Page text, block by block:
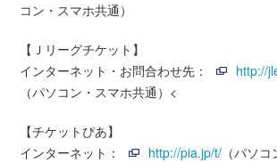
コン・スマホ共通）
【Ｊリーグチケット】
インターネット・お問合わせ先：
http://
（パソコン・スマホ共通）<
【チケットぴあ】
インターネット：
http://pia.jp/t/ （パソ